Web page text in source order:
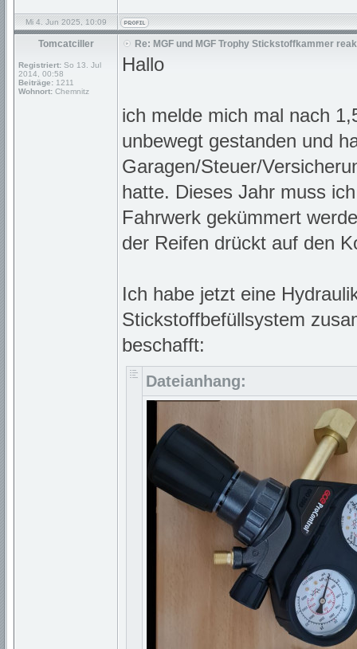
Mi 4. Jun 2025, 10:09
Tomcatciller
Registriert: So 13. Jul
2014, 00:58
Beiträge: 1211
Wohnort: Chemnitz
Re: MGF und MGF Trophy Stickstoffkammer
Hallo
ich melde mich mal nach
unbewegt gestanden und
Garagen/Steuer/
hatte. Dieses Jahr muss
Fahrwerk gekümmert
der Reifen drückt auf den
Ich habe jetzt eine
Stickstoffbefüllsystem
beschafft:
Dateianhang: